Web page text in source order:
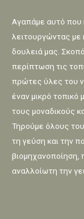
Αγαπάμε αυτό που
λειτουργώντας με
δουλειά μας.
περίπτωση τις
πρώτες ύλες του
έναν μικρό
τους μοναδικούς
Τηρούμε όλους
τη γεύση και την
βιομηχανοποίηση,
αναλλοίωτη την